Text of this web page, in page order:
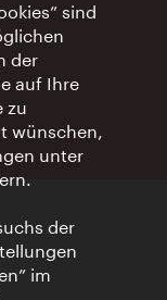
sind
der
auf Ihre
zu
wünschen,
unter
der
im